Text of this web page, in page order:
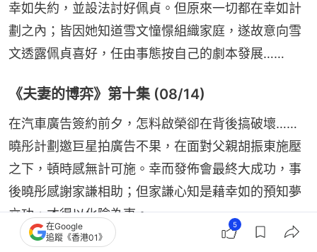
幸如失約，並設法討好佩貞。但原來一切都在幸如計
劃之內；皆因她知道雪文憧憬組織家庭，遂故意向雪
文透露佩貞喜好，任由事態按自己的劇本發展……
《夫妻的博弈》第十集 (08/14)
在汽車廣告簽約前夕，怎料啟榮卻在背後搞破壞……
曉彤計劃邀巨星拍廣告不果，在面對父親胡振東施壓
之下，頓時感無計可施。幸而發佈會最終大成功，事
後曉彤感謝家謙相助；但家謙心知是藉幸如的預知夢
立功，才得以化險為夷。
在Google
追蹤《香港01》
5